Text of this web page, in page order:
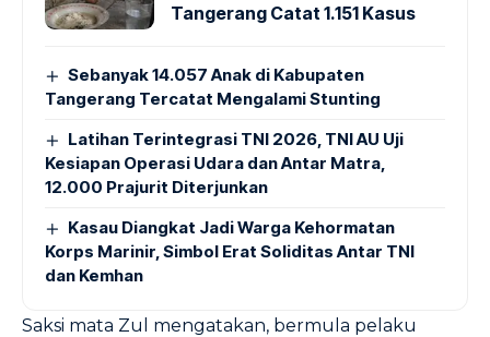
Tangerang Catat 1.151 Kasus
Sebanyak 14.057 Anak di Kabupaten
Tangerang Tercatat Mengalami Stunting
Latihan Terintegrasi TNI 2026, TNI AU Uji
Kesiapan Operasi Udara dan Antar Matra,
12.000 Prajurit Diterjunkan
Kasau Diangkat Jadi Warga Kehormatan
Korps Marinir, Simbol Erat Soliditas Antar TNI
dan Kemhan
Saksi mata Zul mengatakan, bermula pelaku